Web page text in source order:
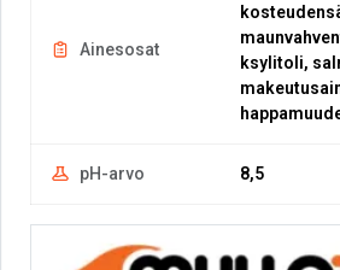
Ainesosat
ksylitoli,
pH-arvo 8,5